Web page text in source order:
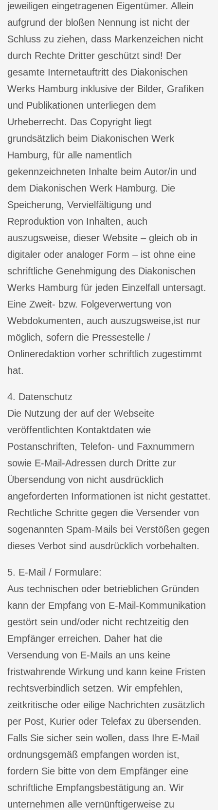
jeweiligen eingetragenen Eigentümer. Allein
aufgrund der bloßen Nennung ist nicht der
Schluss zu ziehen, dass Markenzeichen nicht
durch Rechte Dritter geschützt sind! Der
gesamte Internetauftritt des Diakonischen
Werks Hamburg inklusive der Bilder, Grafiken
und Publikationen unterliegen dem
Urheberrecht. Das Copyright liegt
grundsätzlich beim Diakonischen Werk
Hamburg, für alle namentlich
gekennzeichneten Inhalte beim Autor/in und
dem Diakonischen Werk Hamburg. Die
Speicherung, Vervielfältigung und
Reproduktion von Inhalten, auch
auszugsweise, dieser Website – gleich ob in
digitaler oder analoger Form – ist ohne eine
schriftliche Genehmigung des Diakonischen
Werks Hamburg für jeden Einzelfall untersagt.
Eine Zweit- bzw. Folgeverwertung von
Webdokumenten, auch auszugsweise,ist nur
möglich, sofern die Pressestelle /
Onlineredaktion vorher schriftlich zugestimmt
hat.
4. Datenschutz
Die Nutzung der auf der Webseite
veröffentlichten Kontaktdaten wie
Postanschriften, Telefon- und Faxnummern
sowie E-Mail-Adressen durch Dritte zur
Übersendung von nicht ausdrücklich
angeforderten Informationen ist nicht gestattet.
Rechtliche Schritte gegen die Versender von
sogenannten Spam-Mails bei Verstößen gegen
dieses Verbot sind ausdrücklich vorbehalten.
5. E-Mail / Formulare:
Aus technischen oder betrieblichen Gründen
kann der Empfang von E-Mail-Kommunikation
gestört sein und/oder nicht rechtzeitig den
Empfänger erreichen. Daher hat die
Versendung von E-Mails an uns keine
fristwahrende Wirkung und kann keine Fristen
rechtsverbindlich setzen. Wir empfehlen,
zeitkritische oder eilige Nachrichten zusätzlich
per Post, Kurier oder Telefax zu übersenden.
Falls Sie sicher sein wollen, dass Ihre E-Mail
ordnungsgemäß empfangen worden ist,
fordern Sie bitte von dem Empfänger eine
schriftliche Empfangsbestätigung an. Wir
unternehmen alle vernünftigerweise zu